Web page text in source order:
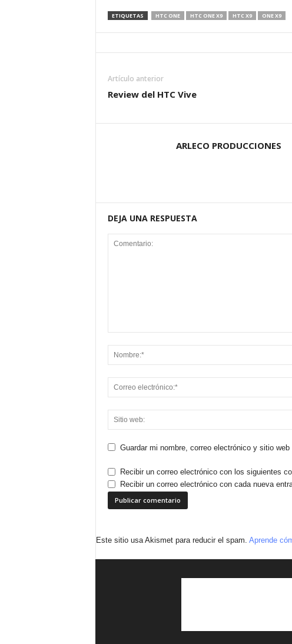
ETIQUETAS HTC ONE HTC ONE X9 HTC X9 ONE X9
Artículo anterior
Review del HTC Vive
ARLECO PRODUCCIONES
DEJA UNA RESPUESTA
Guardar mi nombre, correo electrónico y sitio
Recibir un correo electrónico con los siguientes
Recibir un correo electrónico con cada nueva
Este sitio usa Akismet para reducir el spam. Aprende